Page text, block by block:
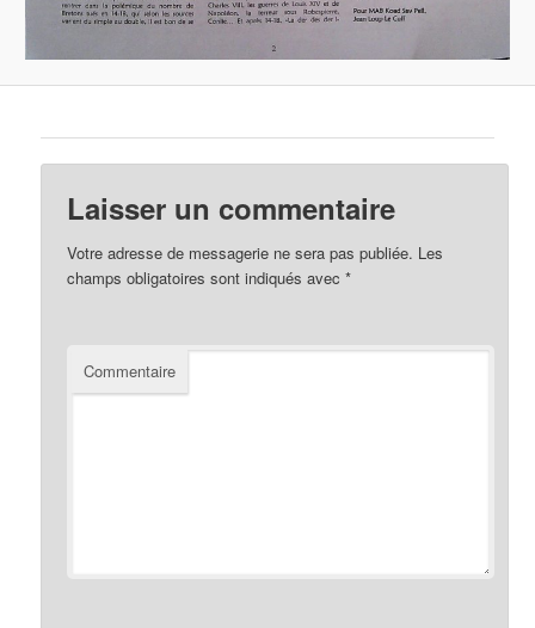
Laisser un commentaire
Votre adresse de messagerie ne sera pas publiée. Les
champs obligatoires sont indiqués avec*
Commentaire